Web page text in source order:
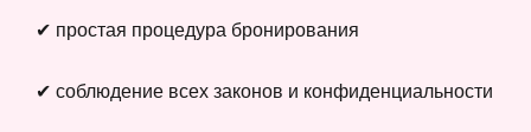
✔ простая процедура бронирования
✔ соблюдение всех законов и конфиденциальности